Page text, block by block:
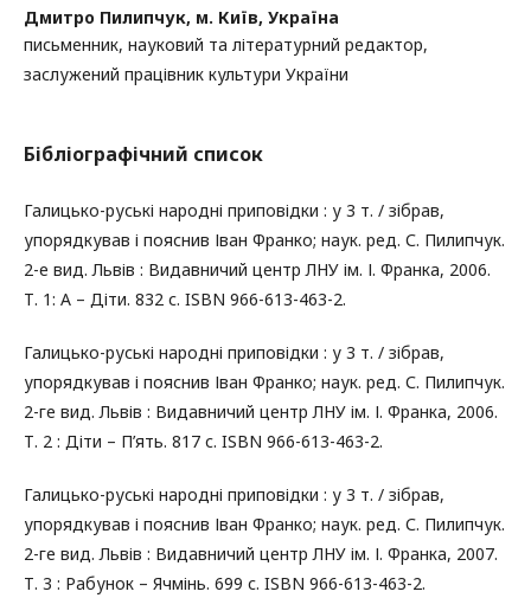
Дмитро Пилипчук, м. Київ, Україна
письменник, науковий та літературний редактор,
заслужений працівник культури України
Бібліографічний список
Галицько-руські народні приповідки : у 3 т. / зібрав,
упорядкував і пояснив Іван Франко; наук. ред. С. Пилипчук.
2-е вид. Львів : Видавничий центр ЛНУ ім. І. Франка, 2006.
Т. 1: А – Діти. 832 с. ISBN 966-613-463-2.
Галицько-руські народні приповідки : у 3 т. / зібрав,
упорядкував і пояснив Іван Франко; наук. ред. С. Пилипчук.
2-ге вид. Львів : Видавничий центр ЛНУ ім. І. Франка, 2006.
Т. 2 : Діти – П’ять. 817 с. ISBN 966-613-463-2.
Галицько-руські народні приповідки : у 3 т. / зібрав,
упорядкував і пояснив Іван Франко; наук. ред. С. Пилипчук.
2-ге вид. Львів : Видавничий центр ЛНУ ім. І. Франка, 2007.
Т. 3 : Рабунок – Ячмінь. 699 с. ISBN 966-613-463-2.